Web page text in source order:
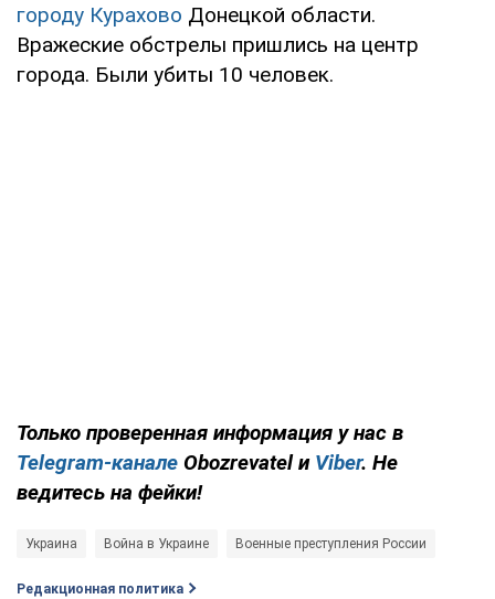
городу Курахово Донецкой области.
Вражеские обстрелы пришлись на центр
города. Были убиты 10 человек.
Только проверенная информация у нас в
Telegram-канале Obozrevatel и Viber. Не
ведитесь на фейки!
Украина Война в Украине Военные преступления России
Редакционная политика